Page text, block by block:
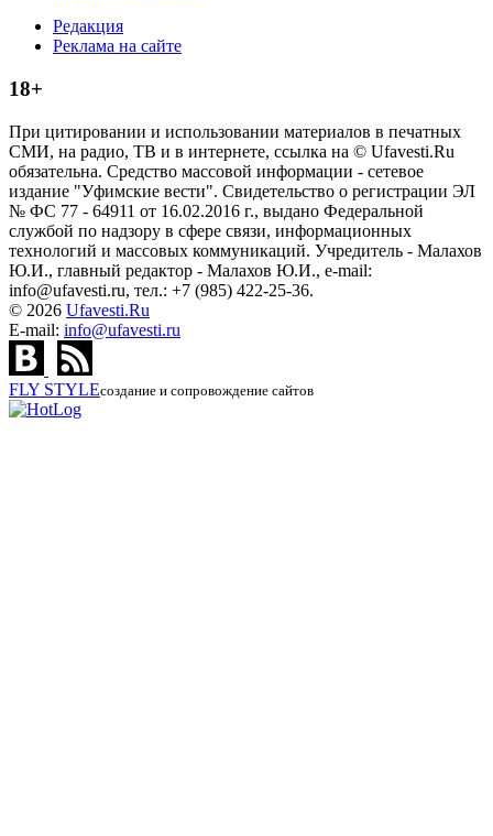
Редакция
Реклама на сайте
18+
При цитировании и использовании материалов в печатных
СМИ, на радио, ТВ и в интернете, ссылка на © Ufavesti.Ru
обязательна. Средство массовой информации - сетевое
издание "Уфимские вести". Свидетельство о регистрации ЭЛ
№ ФС 77 - 64911 от 16.02.2016 г., выдано Федеральной
службой по надзору в сфере связи, информационных
технологий и массовых коммуникаций. Учредитель - Малахов
Ю.И., главный редактор - Малахов Ю.И., e-mail:
info@ufavesti.ru, тел.: +7 (985) 422-25-36.
© 2026 Ufavesti.Ru
E-mail: info@ufavesti.ru
FLY STYLEсоздание и сопровождение сайтов